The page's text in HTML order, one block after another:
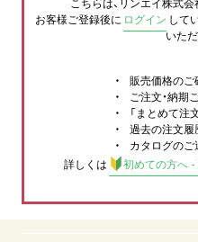
こちらは、リンエイ株式会
お客様ご登録後に ログイン して
いただ
販売価格のご
ご注文・納期
「まとめて注
過去の注文
カタログのご
詳しくは
初めての方へ -